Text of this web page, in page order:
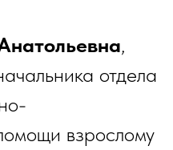
,
отдела
взрослому